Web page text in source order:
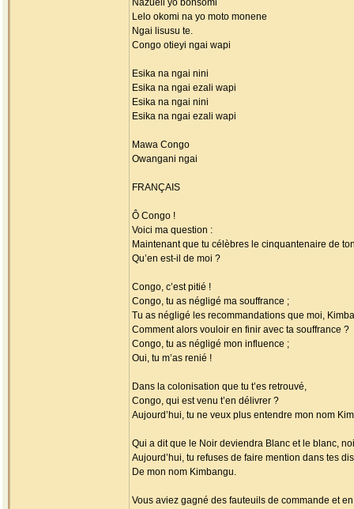
Nazueli yo bonsomi
Lelo okomi na yo moto monene
Ngai lisusu te.
Congo otieyi ngai wapi
Esika na ngai nini
Esika na ngai ezali wapi
Esika na ngai nini
Esika na ngai ezali wapi
Mawa Congo
Owangani ngai
FRANÇAIS
Ô Congo !
Voici ma question :
Maintenant que tu célèbres le cinquantenaire de
Qu’en est-il de moi ?
Congo, c’est pitié !
Congo, tu as négligé ma souffrance ;
Tu as négligé les recommandations que moi,
Comment alors vouloir en finir avec ta souffrance ?
Congo, tu as négligé mon influence ;
Oui, tu m’as renié !
Dans la colonisation que tu t’es retrouvé,
Congo, qui est venu t’en délivrer ?
Aujourd’hui, tu ne veux plus entendre mon nom
Qui a dit que le Noir deviendra Blanc et le blanc,
Aujourd’hui, tu refuses de faire mention dans tes
De mon nom Kimbangu.
Vous aviez gagné des fauteuils de commande et